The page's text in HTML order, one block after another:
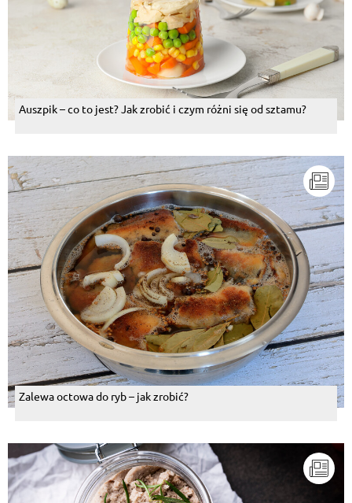
Auszpik – co to jest? Jak zrobić i czym różni się od sztamu?
Zalewa octowa do ryb – jak zrobić?